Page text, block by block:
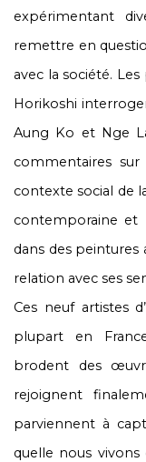
expérimentant
remettre en
avec la société.
Horikoshi
Aung Ko et Nge
commentaires
contexte social de
contemporaine et
dans des peintures
relation avec ses
Ces neuf artistes
plupart en
brodent des
rejoignent
parviennent à
quelle nous vivons